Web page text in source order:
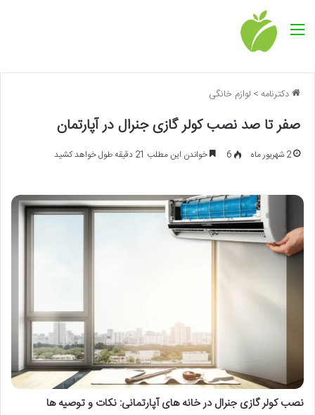
منو
دکترنامه > لوازم خانگی
صفر تا صد نصب کولر گازی جنرال در آپارتمان
2 شهریور ماه 6 خواندن این مطلب 21 دقیقه طول خواهد کشید
نصب کولر گازی جنرال در خانه های آپارتمانی: نکات و توصیه ها